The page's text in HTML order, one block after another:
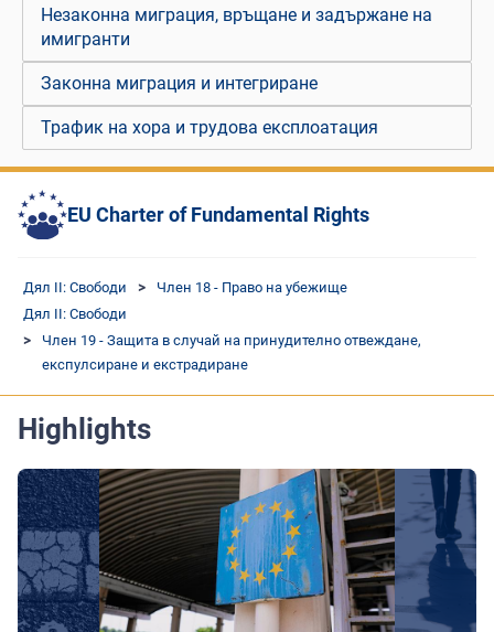
Незаконна миграция, връщане и задържане на
имигранти
Законна миграция и интегриране
Трафик на хора и трудова експлоатация
EU Charter of Fundamental Rights
Дял II: Свободи
Член 18 - Право на убежище
Дял II: Свободи
Член 19 - Защита в случай на принудително отвеждане,
експулсиране и екстрадиране
Highlights